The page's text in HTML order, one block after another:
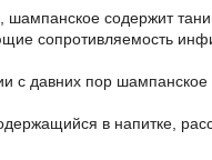
содержит
сопротивляемость
с давних пор шампанское
в напитке,